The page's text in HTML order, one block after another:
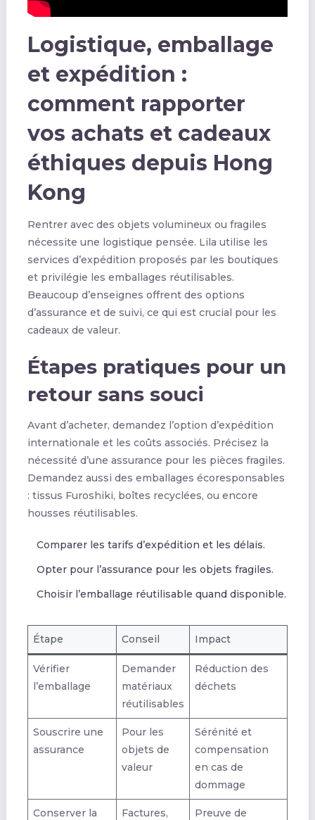
Logistique, emballage
et expédition :
comment rapporter
vos achats et cadeaux
éthiques depuis Hong
Kong
Rentrer avec des objets volumineux ou fragiles
nécessite une logistique pensée. Lila utilise les
services d’expédition proposés par les boutiques
et privilégie les emballages réutilisables.
Beaucoup d’enseignes offrent des options
d’assurance et de suivi, ce qui est crucial pour les
cadeaux de valeur.
Étapes pratiques pour un
retour sans souci
Avant d’acheter, demandez l’option d’expédition
internationale et les coûts associés. Précisez la
nécessité d’une assurance pour les pièces fragiles.
Demandez aussi des emballages écoresponsables
: tissus Furoshiki, boîtes recyclées, ou encore
housses réutilisables.
Comparer les tarifs d’expédition et les délais.
Opter pour l’assurance pour les objets fragiles.
Choisir l’emballage réutilisable quand disponible.
Étape Conseil Impact
Vérifier
l’emballage
Demander
matériaux
réutilisables
Réduction des
déchets
Souscrire une
assurance
Pour les
objets de
valeur
Sérénité et
compensation
en cas de
dommage
Conserver la
Factures,
Preuve de